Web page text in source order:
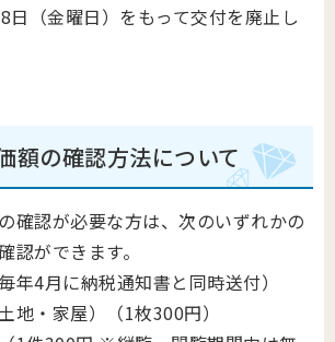
日（金曜日）をもって交付を廃止し
額の確認方法について
確認が必要な方は、次のいずれかの
認ができます。
年4月に納税通知書と同時送付）
地・家屋）（1枚300円）